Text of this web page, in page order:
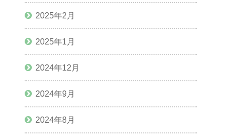
2025年2月
2025年1月
2024年12月
2024年9月
2024年8月